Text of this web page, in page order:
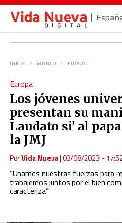
INICIO MUNDO EUROPA
Europa
Los jóvenes
presentan su
Laudato si’ al
la JMJ
PorVida Nueva|03/08/2023 - 17:52
“Unamos nuestras fuerzas para
trabajemos juntos por el bien
caracteriza”